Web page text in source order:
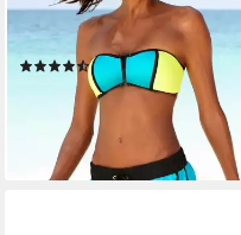
Gesäßtasche, mit
Klettverschluss
(632)
39,99 €
lieferbar - in 1-2 Werktagen bei dir